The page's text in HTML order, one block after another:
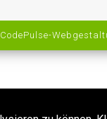
CodePulse-